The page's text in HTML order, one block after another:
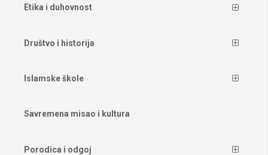
Etika i duhovnost
Društvo i historija
Islamske škole
Savremena misao i kultura
Porodica i odgoj